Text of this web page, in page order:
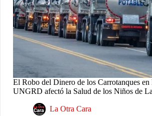
El Robo del Dinero de los Carrotanques en
UNGRD afectó la Salud de los Niños de
La Otra Cara